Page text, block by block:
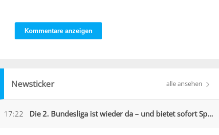
Kommentare anzeigen
Newsticker alle ansehen
17:22 Die 2. Bundesliga ist wieder da – und bietet sofort Spektakel